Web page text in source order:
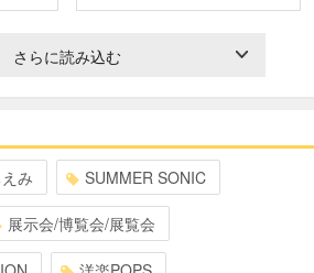
さらに読み込む
み SUMMER SONIC
展示会/博覧会/展覧会